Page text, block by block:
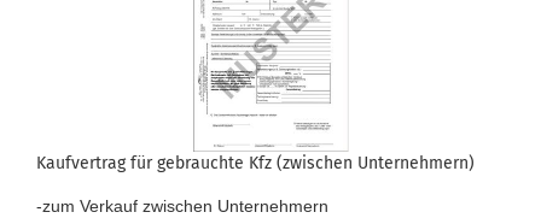
Kaufvertrag für gebrauchte Kfz (zwischen Unternehmern)
-zum Verkauf zwischen Unternehmern